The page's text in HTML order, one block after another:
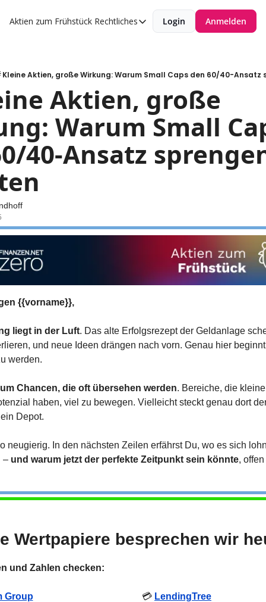
Aktien zum Frühstück Rechtliches
Rechtliches
Impressum
Login Anmelden
Kleine Aktien, große Wirkung: Warum Small Caps den 60/40-Ansatz
Aktien, große
Warum Small
40-Ansatz
{{vorname}},
liegt in der Luft. Das alte Erfolgsrezept der Geldanlage
und neue Ideen drängen nach vorn. Genau hier
werden.
Chancen, die oft übersehen werden. Bereiche, die
haben, viel zu bewegen. Vielleicht steckt genau dort
Depot.
neugierig. In den nächsten Zeilen erfährst Du, wo es sich
– und warum jetzt der perfekte Zeitpunkt sein könnte,
Wertpapiere besprechen wir
und Zahlen checken:
Group 💳 LendingTree